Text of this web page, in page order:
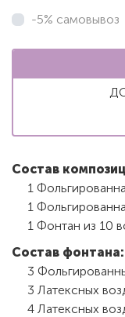
-5% самовывоз
Состав
1
1
1 Фонтан из 10
Состав фонтана:
3
3 Латексных
4 Латексных